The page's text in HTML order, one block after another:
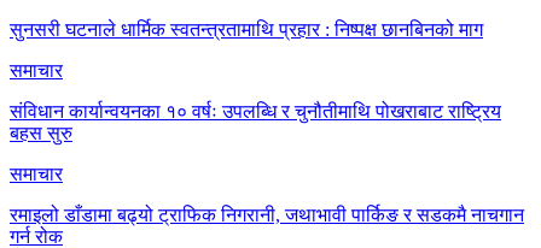
सुनसरी घटनाले धार्मिक स्वतन्त्रतामाथि प्रहार : निष्पक्ष छानबिनको माग
समाचार
संविधान कार्यान्वयनका १० वर्षः उपलब्धि र चुनौतीमाथि पोखराबाट राष्ट्रिय
बहस सुरु
समाचार
रमाइलो डाँडामा बढ्यो ट्राफिक निगरानी, जथाभावी पार्किङ र सडकमै नाचगान
गर्न रोक